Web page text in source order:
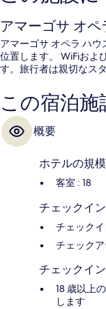
アマーゴサ オペ
アマーゴサ オペラ ハ
位置します。 WiFiおよ
す。旅行者は親切なス
この宿泊
概要
ホテルの規模
客室 : 18
チェックイ
チェック
チェック
チェックイ
18 歳以上
します